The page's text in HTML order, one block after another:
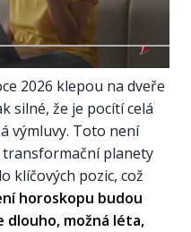
2026 klepou na dveře
silné, že je pocítí celá
výmluvy. Toto není
transformační planety
klíčových pozic, což
horoskopu budou
možná léta,